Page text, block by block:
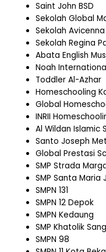
Saint John BSD
Sekolah Global
Sekolah Avicenna
Sekolah Regina
Abata English
Noah
Toddler Al-Azhar
Homeschooling
Global
INRII
Al Wildan Islamic
Santo Joseph
Global Prestasi
SMP Strada
SMP Santa Maria
SMPN 131
SMPN 12 Depok
SMPN Kedaung
SMP Khatolik
SMPN 98